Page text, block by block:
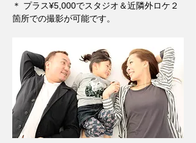
​＊ プラス¥5,000でスタジオ＆近隣外ロケ２
箇所での撮影が可能です。